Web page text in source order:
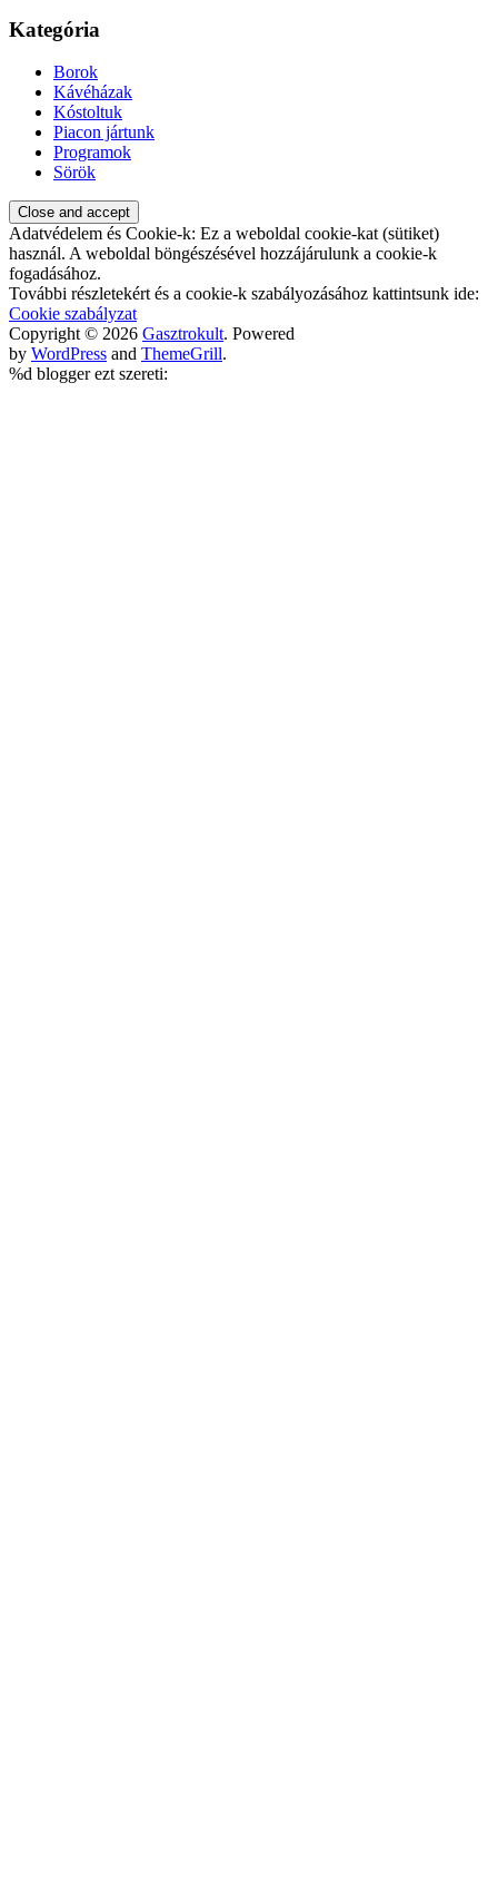
Kategória
Borok
Kávéházak
Kóstoltuk
Piacon jártunk
Programok
Sörök
Adatvédelem és Cookie-k: Ez a weboldal cookie-kat (sütiket)
használ. A weboldal böngészésével hozzájárulunk a cookie-k
fogadásához.
További részletekért és a cookie-k szabályozásához kattintsunk ide:
Cookie szabályzat
Copyright © 2026 Gasztrokult. Powered
by WordPress and ThemeGrill.
%d blogger ezt szereti: